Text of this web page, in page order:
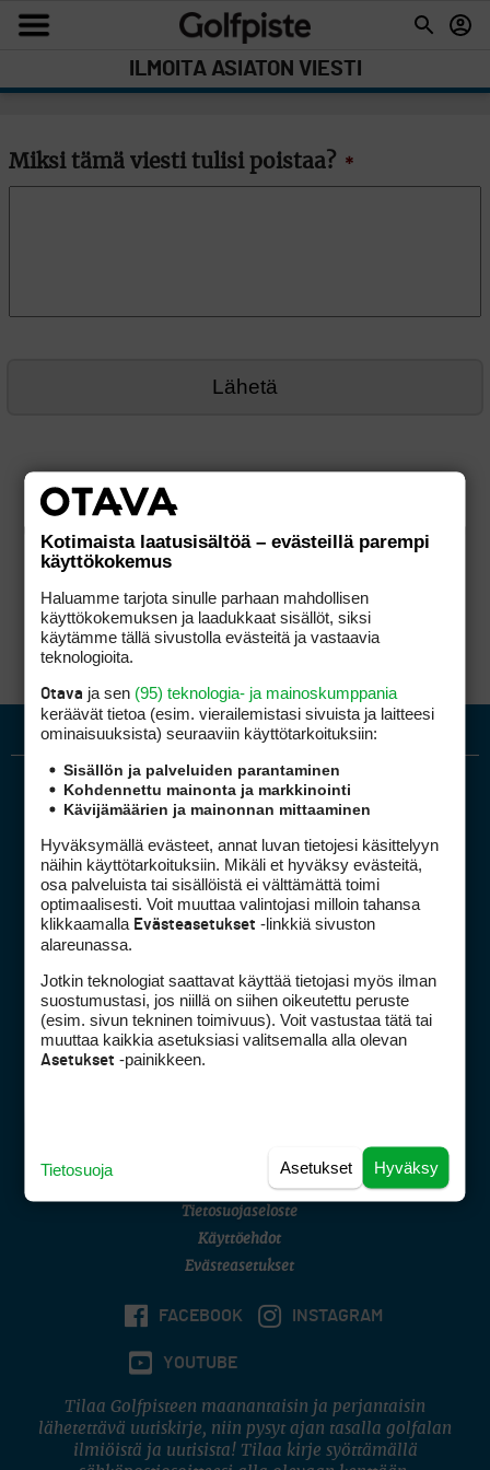
ILMOITA ASIATON VIESTI
Miksi tämä viesti tulisi poistaa? *
Golfpiste mediakortti
Golfpisteen yhteystiedot
DSA avoimuusraportti
Asiakaspalvelu
(digi) digi@otavamedia.fi
Tietosuojaseloste
Käyttöehdot
Evästeasetukset
FACEBOOK INSTAGRAM
YOUTUBE
Tilaa Golfpisteen maanantaisin ja perjantaisin
lähetettävä uutiskirje, niin pysyt ajan tasalla golfalan
ilmiöistä ja uutisista! Tilaa kirje syöttämällä
Kotimaista laatusisältöä – evästeillä parempi
käyttökokemus
Haluamme tarjota sinulle parhaan mahdollisen
käyttökokemuksen ja laadukkaat sisällöt, siksi
käytämme tällä sivustolla evästeitä ja vastaavia
teknologioita.
Otava ja sen (95) teknologia- ja mainoskumppania
keräävät tietoa (esim. vierailemis­tasi sivuista ja laitteesi
ominaisuuk­sista) seuraaviin käyttötarkoituksiin:
Sisällön ja palveluiden parantaminen
Kohdennettu mainonta ja markkinointi
Kävijämäärien ja mainonnan mittaaminen
Hyväksymällä evästeet, annat luvan tietojesi käsittelyyn
näihin käyttötarkoituksiin. Mikäli et hyväksy evästeitä,
osa palveluista tai sisällöistä ei välttämättä toimi
optimaalisesti. Voit muuttaa valintojasi milloin tahansa
klikkaamalla Evästeasetukset -linkkiä sivuston
alareunassa.
Jotkin teknologiat saattavat käyttää tietojasi myös ilman
suostumustasi, jos niillä on siihen oikeutettu peruste
(esim. sivun tekninen toimivuus). Voit vastustaa tätä tai
muuttaa kaikkia asetuksiasi valitsemalla alla olevan
Asetukset -painikkeen.
Hyväksy
Asetukset
Tietosuoja